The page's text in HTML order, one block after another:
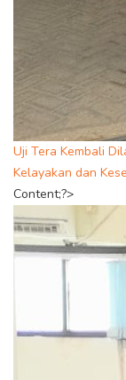
Uji Tera Kembali
Kelayakan dan
Content;?>